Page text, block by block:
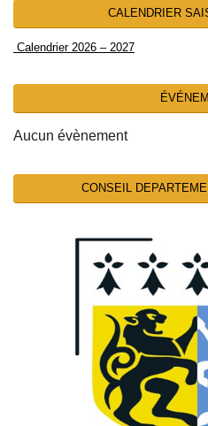
CALENDRIER
Calendrier 2026 – 2027
Aucun évènement
CONSEIL